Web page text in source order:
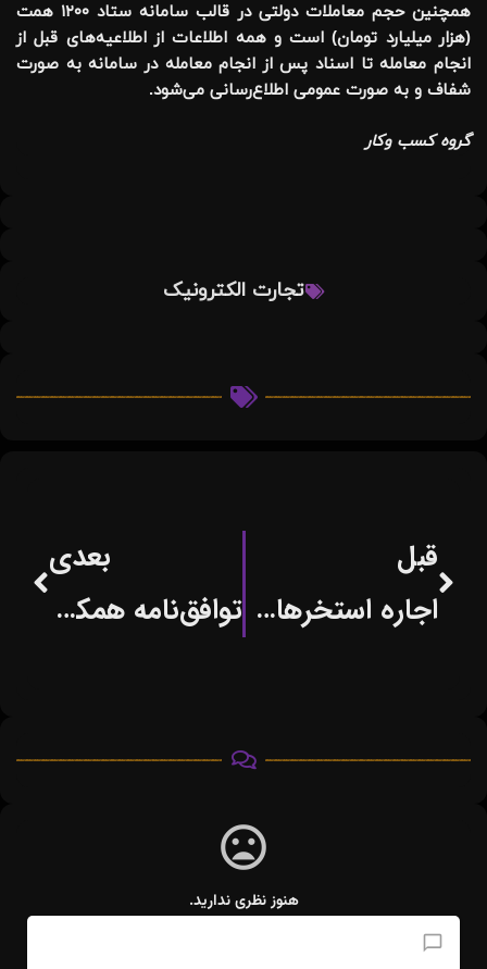
همچنین حجم معاملات دولتی در قالب سامانه ستاد ۱۲۰۰ همت
(هزار میلیارد تومان) است و همه اطلاعات از اطلاعیه‌های قبل از
انجام معامله تا اسناد پس از انجام معامله در سامانه به صورت
شفاف و به صورت عمومی اطلاع‌رسانی می‌شود.
گروه کسب وکار
تجارت الکترونیک
قبل
اجاره استخرهای خصوصی منبع درآمد در اسپانیا
بعدی
توافق‌نامه همکاری ۱۲ میلیارد تومانی شاتل با دانشگاه امیرکبیر در حوزه هوش مصنوعی
هنوز نظری ندارید.